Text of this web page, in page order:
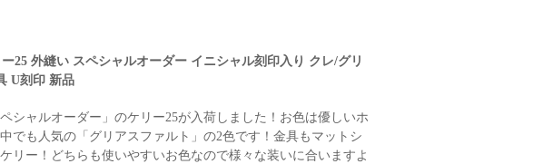
25 外縫い スペシャルオーダー イニシャル刻印入り クレ/グリ
U刻印 新品
シャルオーダー」のケリー25が入荷しました！お色は優しいホ
でも人気の「グリアスファルト」の2色です！金具もマットシ
リー！どちらも使いやすいお色なので様々な装いに合いますよ